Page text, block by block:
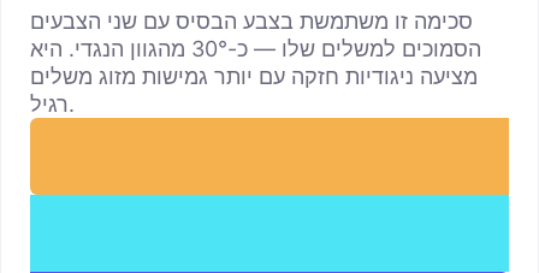
סכימה זו משתמשת בצבע הבסיס עם שני הצבעים
הסמוכים למשלים שלו — כ-30° מהגוון הנגדי. היא
מציעה ניגודיות חזקה עם יותר גמישות מזוג משלים
רגיל.